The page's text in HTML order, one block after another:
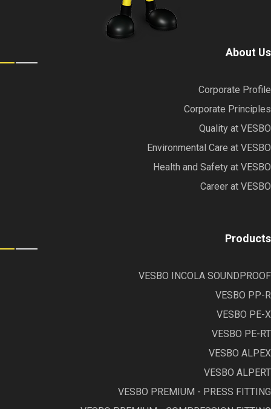
About Us
Corporate Profile
Corporate Principles
Quality at VESBO
Environmental Care at VESBO
Health and Safety at VESBO
Career at VESBO
Products
VESBO INCOLA SOUNDPROOF
VESBO PP-R
VESBO PE-X
VESBO PE-RT
VESBO ALPEX
VESBO ALPERT
VESBO PREMIUM - PRESS FITTING